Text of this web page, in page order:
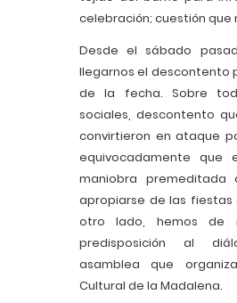
celebración; cuestión que
Desde el sábado
llegarnos el descontento
de la fecha. Sobre
sociales, descontento
convirtieron en ataque
equivocadamente que
maniobra premeditada
apropiarse de las fiestas
otro lado, hemos de
predisposición al
asamblea que
Cultural de la Madalena.